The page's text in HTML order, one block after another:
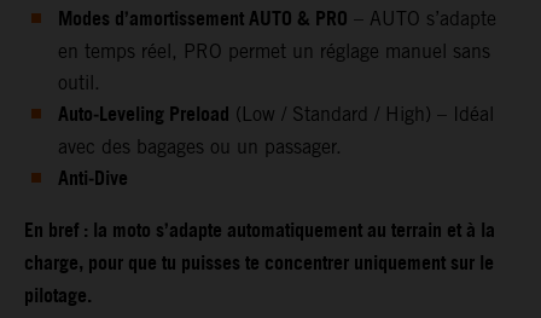
Modes d’amortissement AUTO & PRO – AUTO s’adapte
en temps réel, PRO permet un réglage manuel sans
outil.
Auto‑Leveling Preload (Low / Standard / High) – Idéal
avec des bagages ou un passager.
Anti‑Dive
En bref : la moto s’adapte automatiquement au terrain et à la
charge, pour que tu puisses te concentrer uniquement sur le
pilotage.